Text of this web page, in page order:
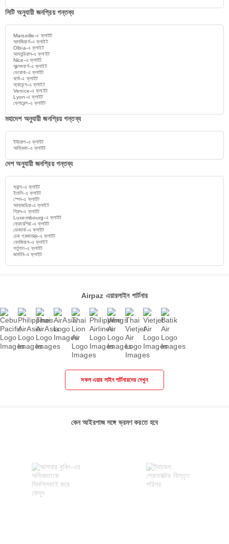
সিটি অনুযায়ী জনপ্রিয় গন্তব্য
Marseille-এ ফ্লাইট
আলজিয়ার্স-এ ফ্লাইট
Olbia-এ ফ্লাইট
আস্তুরিয়াস-এ ফ্লাইট
Nice-এ ফ্লাইট
লুক্সেমবার্গ-এ ফ্লাইট
ভেরোনা-এ ফ্লাইট
বর্দো-এ ফ্লাইট
অ্যাথেন্স-এ ফ্লাইট
Venice-এ ফ্লাইট
Lyon-এ ফ্লাইট
ফ্লোরেন্স-এ ফ্লাইট
মহাদেশ অনুযায়ী জনপ্রিয় গন্তব্য
ইউরোপ-এ ফ্লাইট
আফ্রিকা-এ ফ্লাইট
দেশ অনুযায়ী জনপ্রিয় গন্তব্য
ফ্রান্স-এ ফ্লাইট
ইতালি-এ ফ্লাইট
স্পেন-এ ফ্লাইট
আলজেরিয়া-এ ফ্লাইট
গ্রিস-এ ফ্লাইট
Luxembourg-এ ফ্লাইট
ক্রোয়েশিয়া-এ ফ্লাইট
ডেনমার্ক-এ ফ্লাইট
চেক প্রজাতন্ত্র-এ ফ্লাইট
বেলজিয়াম-এ ফ্লাইট
পর্তুগাল-এ ফ্লাইট
জার্মানি-এ ফ্লাইট
Airpaz এয়ারলাইন পার্টনার
সকল এয়ার লাইন পার্টনারদের দেখুন
কেন আইরপাজ সঙ্গে ভ্রমণ করতে হবে